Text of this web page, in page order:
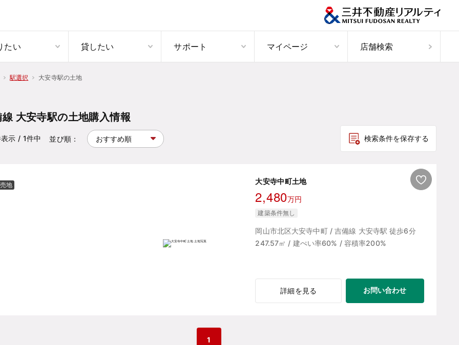
たい 貸したい サポート マイページ 店舗検索
駅選択 大安寺駅の土地
大安寺駅の土地購入情報
示 / 1件中 並び順： 検索条件を保存する
売地 大安寺中町土地
2,480万円
建築条件無し
岡山市北区大安寺中町 / 吉備線 大安寺駅 徒歩6分
247.57㎡ / 建ぺい率60% / 容積率200%
詳細を見る お問い合わせ
1